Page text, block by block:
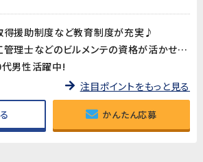
得援助制度など教育制度が充実♪
電気工事士や施工管理士などのビルメンテの資格が活かせます!
男性活躍中!
注目ポイントをもっと見る
かんたん応募